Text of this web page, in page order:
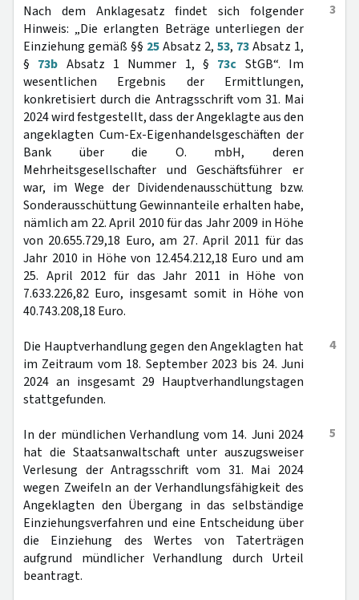
3
Nach dem Anklagesatz findet sich folgender
Hinweis: „Die erlangten Beträge unterliegen der
Einziehung gemäß §§ 25Absatz 2, 53, 73Absatz 1,
§ 73b Absatz 1 Nummer 1, § 73c StGB“. Im
wesentlichen Ergebnis der Ermittlungen,
konkretisiert durch die Antragsschrift vom 31. Mai
2024 wird festgestellt, dass der Angeklagte aus den
angeklagten Cum-Ex-Eigenhandelsgeschäften der
Bank über die O. mbH, deren
Mehrheitsgesellschafter und Geschäftsführer er
war, im Wege der Dividendenausschüttung bzw.
Sonderausschüttung Gewinnanteile erhalten habe,
nämlich am 22. April 2010 für das Jahr 2009 in Höhe
von 20.655.729,18 Euro, am 27. April 2011 für das
Jahr 2010 in Höhe von 12.454.212,18 Euro und am
25. April 2012 für das Jahr 2011 in Höhe von
7.633.226,82 Euro, insgesamt somit in Höhe von
40.743.208,18 Euro.
4
Die Hauptverhandlung gegen den Angeklagten hat
im Zeitraum vom 18. September 2023 bis 24. Juni
2024 an insgesamt 29 Hauptverhandlungstagen
stattgefunden.
5
In der mündlichen Verhandlung vom 14. Juni 2024
hat die Staatsanwaltschaft unter auszugsweiser
Verlesung der Antragsschrift vom 31. Mai 2024
wegen Zweifeln an der Verhandlungsfähigkeit des
Angeklagten den Übergang in das selbständige
Einziehungsverfahren und eine Entscheidung über
die Einziehung des Wertes von Taterträgen
aufgrund mündlicher Verhandlung durch Urteil
beantragt.